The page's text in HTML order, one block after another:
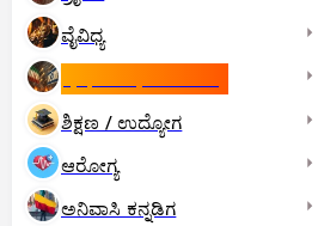
ವೈವಿಧ್ಯ
ಶಿಕ್ಷಣ / ಉದ್ಯೋಗ
ಆರೋಗ್ಯ
ಅನಿವಾಸಿ ಕನ್ನಡಿಗ